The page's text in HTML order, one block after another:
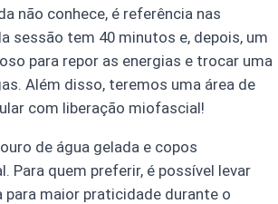
não conhece, é referência nas
sessão tem 40 minutos e, depois, um
para repor as energias e trocar uma
Além disso, teremos uma área de
com liberação miofascial!
de água gelada e copos
Para quem preferir, é possível levar
para maior praticidade durante o